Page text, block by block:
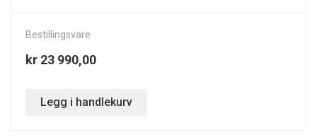
Bestillingsvare
kr 23 990,00
Legg i handlekurv